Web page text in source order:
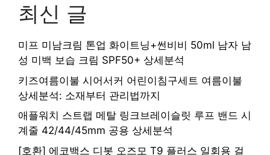
최신 글
미프 미남크림 톤업 화이트닝+썬비비 50ml 남자 남
성 미백 보습 크림 SPF50+ 상세분석
키즈여름이불 시어서커 어린이침구세트 여름이불
상세분석: 소재부터 관리법까지
애플워치 스트랩 메탈 링크브레이슬릿 루프 밴드 시
계줄 42/44/45mm 공용 상세분석
[호환] 에코백스 디봇 오즈모 T9 플러스 일회용 걸